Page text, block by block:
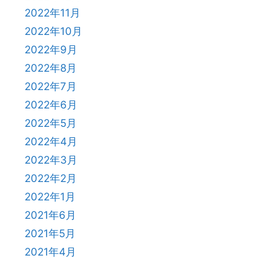
2022年11月
2022年10月
2022年9月
2022年8月
2022年7月
2022年6月
2022年5月
2022年4月
2022年3月
2022年2月
2022年1月
2021年6月
2021年5月
2021年4月